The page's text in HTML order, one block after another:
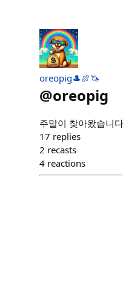
oreopig🎩🍖🦄
@oreopig
주말이 찾아왔습니
17 replies
2 recasts
4 reactions